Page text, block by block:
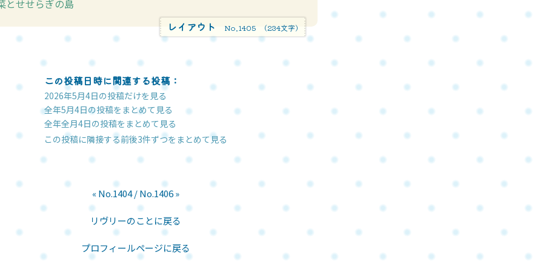
とせせらぎの島
レイアウト
No.1405 (234文字)
この投稿日時に関連する投稿：
2026年5月4日の投稿だけを見る
全年5月4日の投稿をまとめて見る
全年全月4日の投稿をまとめて見る
この投稿に隣接する前後3件ずつをまとめて見る
« No.1404/No.1406 »
リヴリーのことに戻る
プロフィールページに戻る